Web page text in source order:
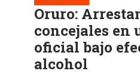
Oruro:
concejales en
oficial bajo
alcohol